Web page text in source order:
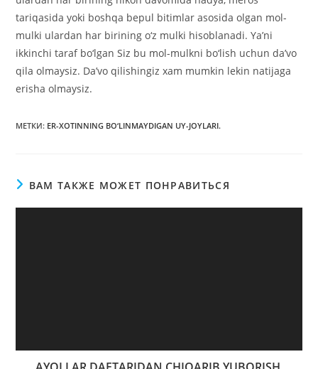
tariqasida yoki boshqa bepul bitimlar asosida olgan mol-
mulki ulardan har birining o‘z mulki hisoblanadi. Ya’ni
ikkinchi taraf bo‘lgan Siz bu mol-mulkni bo‘lish uchun da’vo
qila olmaysiz. Da’vo qilishingiz xam mumkin lekin natijaga
erisha olmaysiz.
МЕТКИ: ER-XOTINNING BO‘LINMAYDIGAN UY-JOYLARI.
ВАМ ТАКЖЕ МОЖЕТ ПОНРАВИТЬСЯ